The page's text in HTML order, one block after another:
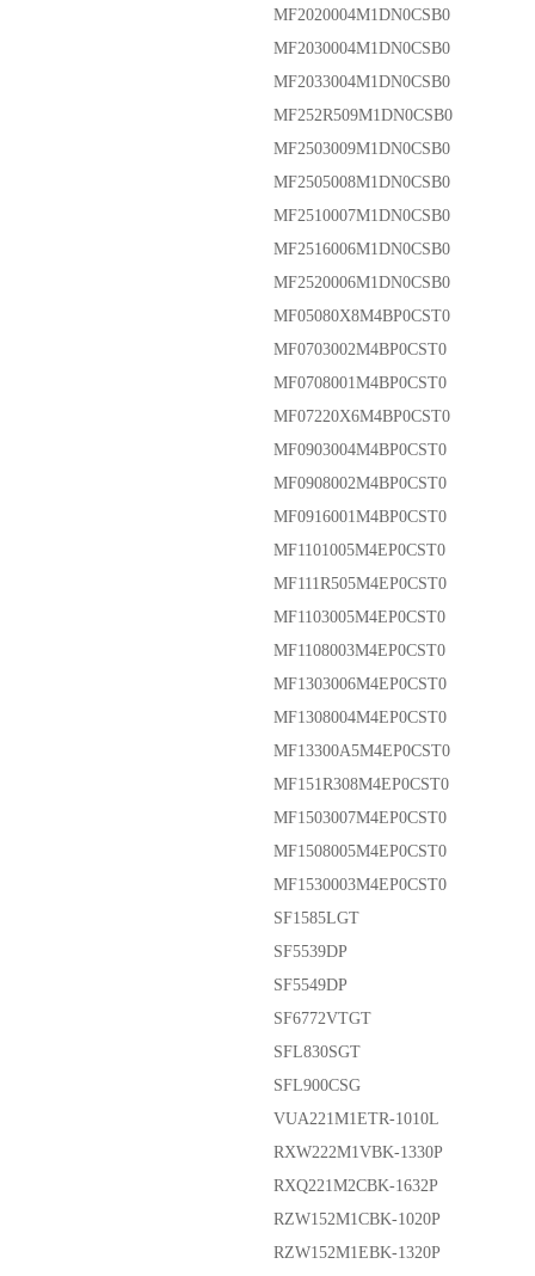
MF2020004M1DN0CSB0
MF2030004M1DN0CSB0
MF2033004M1DN0CSB0
MF252R509M1DN0CSB0
MF2503009M1DN0CSB0
MF2505008M1DN0CSB0
MF2510007M1DN0CSB0
MF2516006M1DN0CSB0
MF2520006M1DN0CSB0
MF05080X8M4BP0CST0
MF0703002M4BP0CST0
MF0708001M4BP0CST0
MF07220X6M4BP0CST0
MF0903004M4BP0CST0
MF0908002M4BP0CST0
MF0916001M4BP0CST0
MF1101005M4EP0CST0
MF111R505M4EP0CST0
MF1103005M4EP0CST0
MF1108003M4EP0CST0
MF1303006M4EP0CST0
MF1308004M4EP0CST0
MF13300A5M4EP0CST0
MF151R308M4EP0CST0
MF1503007M4EP0CST0
MF1508005M4EP0CST0
MF1530003M4EP0CST0
SF1585LGT
SF5539DP
SF5549DP
SF6772VTGT
SFL830SGT
SFL900CSG
VUA221M1ETR-1010L
RXW222M1VBK-1330P
RXQ221M2CBK-1632P
RZW152M1CBK-1020P
RZW152M1EBK-1320P